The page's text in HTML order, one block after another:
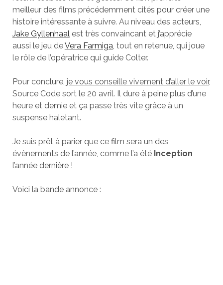
meilleur des films précédemment cités pour créer une
histoire intéressante à suivre. Au niveau des acteurs,
Jake Gyllenhaalest très convaincant et j’apprécie
aussi le jeu deVera Farmiga, tout en retenue, qui joue
le rôle de l’opératrice qui guide Colter.
Pour conclure, je vous conseille vivement d’aller le voir,
Source Code sort le 20 avril. Il dure à peine plus d’une
heure et demie et ça passe très vite grâce à un
suspense haletant.
Je suis prêt à parier que ce film sera un des
évènements de l’année, comme l’a été Inception
l’année dernière !
Voici la bande annonce :